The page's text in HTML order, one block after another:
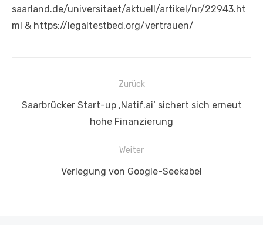
saarland.de/universitaet/aktuell/artikel/nr/22943.ht
ml & https://legaltestbed.org/vertrauen/
Beitragsnavigation
Zurück
Vorheriger
Saarbrücker Start-up ‚Natif.ai‘ sichert sich erneut
hohe Finanzierung
Weiter
Nächster
Verlegung von Google-Seekabel